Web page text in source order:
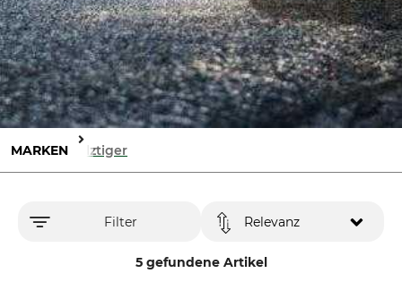
MARKEN Holztiger
Filter
5 gefundene Artikel
Relevanz